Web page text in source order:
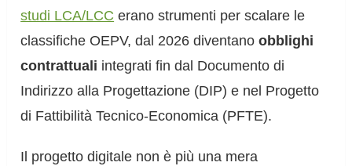
studi LCA/LCC erano strumenti per scalare le
classifiche OEPV, dal 2026 diventanoobblighi
contrattuali integrati fin dal Documento di
Indirizzo alla Progettazione (DIP) e nel Progetto
di Fattibilità Tecnico-Economica (PFTE).
Il progetto digitale non è più una mera